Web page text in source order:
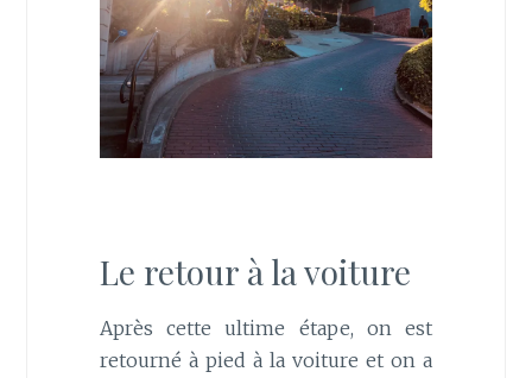
Le retour à la voiture
Après cette ultime étape, on est
retourné à pied à la voiture et on a